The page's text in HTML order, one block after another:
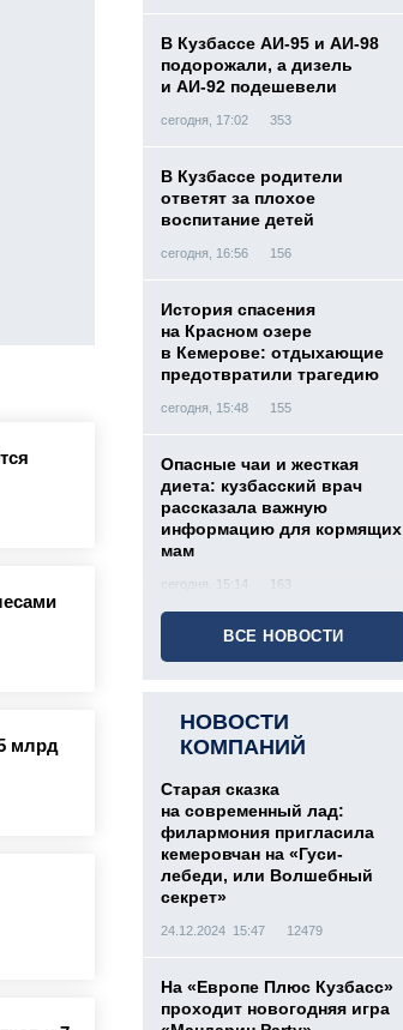
млрд
В Кузбассе АИ-95 и АИ-98
подорожали, а дизель
и АИ-92 подешевели
сегодня, 17:02 353
В Кузбассе родители
ответят за плохое
воспитание детей
сегодня, 16:56 156
История спасения
на Красном озере
в Кемерове: отдыхающие
предотвратили трагедию
сегодня, 15:48 155
Опасные чаи и жесткая
диета: кузбасский врач
рассказала важную
информацию для кормящих
мам
сегодня, 15:14 163
ВСЕ НОВОСТИ
НОВОСТИ
КОМПАНИЙ
Старая сказка
на современный лад:
филармония пригласила
кемеровчан на «Гуси-
лебеди, или Волшебный
секрет»
24.12.2024 15:47 12479
На «Европе Плюс Кузбасс»
проходит новогодняя игра